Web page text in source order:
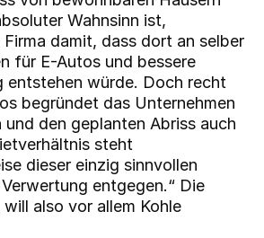
Wahnsinn ist,
damit, dass dort an selber
für E-Autos und bessere
entstehen würde. Doch recht
begründet das Unternehmen
und den geplanten Abriss auch
steht
dieser einzig sinnvollen
entgegen.“ Die
also vor allem Kohle